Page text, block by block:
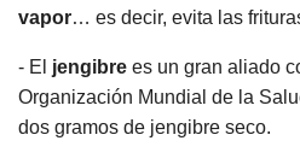
vapor… es decir, evita las
- El jengibre es un gran aliado
Organización Mundial de la
dos gramos de jengibre seco.